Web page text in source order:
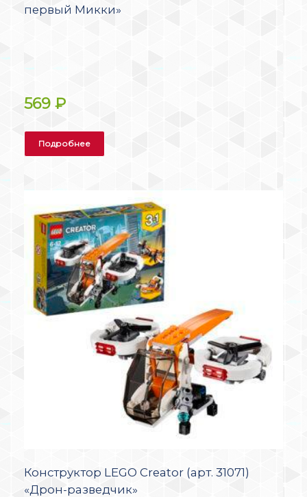
первый Микки»
569 ₽
Подробнее
Конструктор LEGO Creator (арт. 31071)
«Дрон-разведчик»